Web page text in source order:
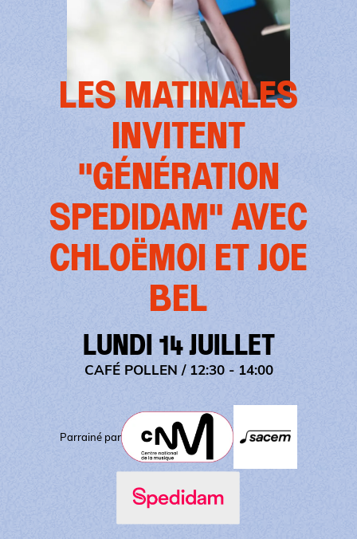
LES MATINALES
INVITENT
"GÉNÉRATION
SPEDIDAM" AVEC
CHLOËMOI ET JOE
BEL
LUNDI 14 JUILLET
CAFÉ POLLEN / 12:30 - 14:00
Parrainé par